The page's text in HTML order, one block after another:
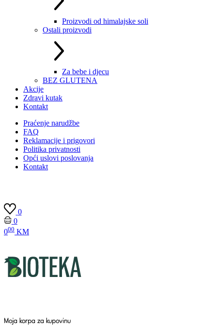
Proizvodi od himalajske soli
Ostali proizvodi
Za bebe i djecu
BEZ GLUTENA
Akcije
Zdravi kutak
Kontakt
Praćenje narudžbe
FAQ
Reklamacije i prigovori
Politika privatnosti
Opći uslovi poslovanja
Kontakt
0
0
000 KM
Moja korpa za kupovinu